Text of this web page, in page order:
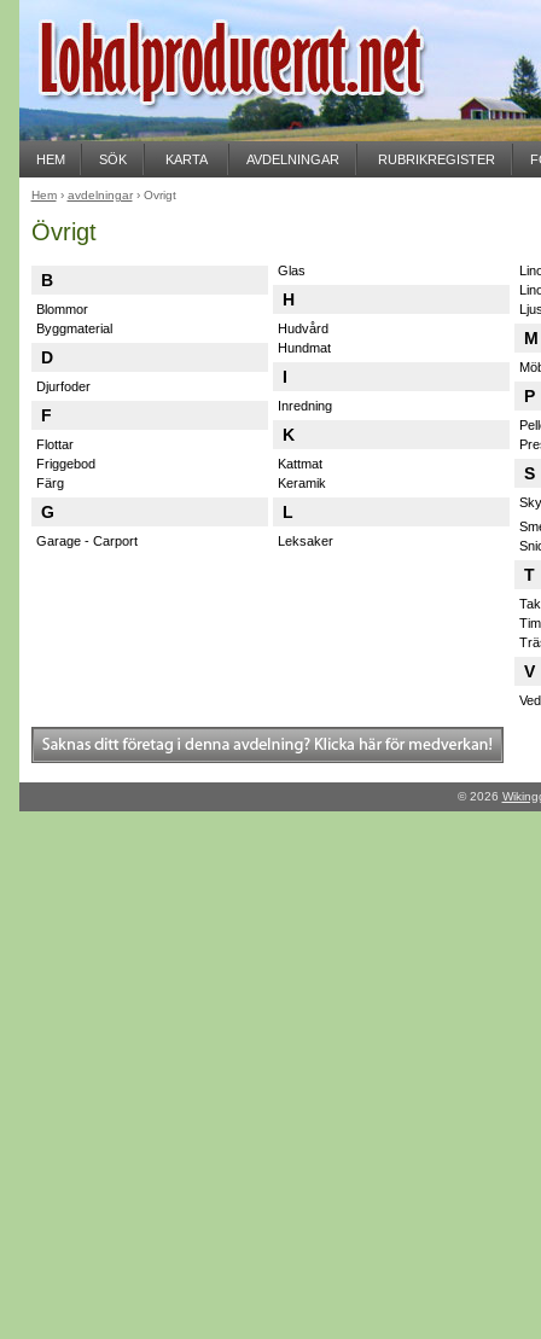
Övrigt
B
Blommor
Byggmaterial
D
Djurfoder
F
Flottar
Friggebod
Färg
G
Garage - Carport
Glas
H
Hudvård
Hundmat
I
Inredning
K
Kattmat
Keramik
L
Leksaker
M
P
S
T
V
Ved
Hem› avdelningar› Övrigt
© 2026
HEM SÖK KARTA AVDELNINGAR RUBRIKREGISTER